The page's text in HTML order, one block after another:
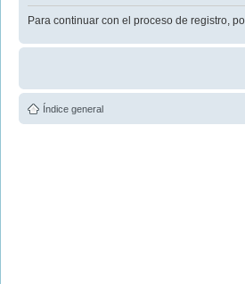
Para continuar con el proceso de registro,
Índice general